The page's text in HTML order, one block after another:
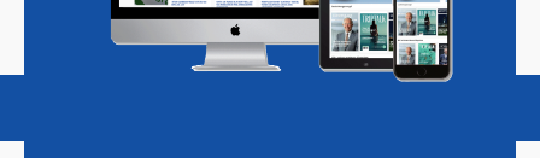
Magazine Podcasts Vacatures